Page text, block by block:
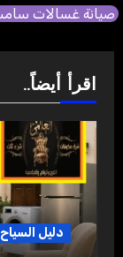
صيانة غسالات
اقرأ أيضاً..
دليل السياح